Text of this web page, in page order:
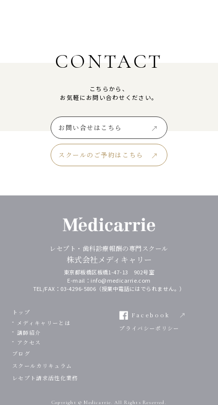
CONTACT
こちらから、
お気軽にお問い合わせください。
お問い合せはこちら
スクールのご予約はこちら
レセプト・⻭科診療報酬の専門スクール
株式会社メディキャリー
東京都板橋区板橋1-47-13 902号室
E-mail： info@medicarrie.com
TEL/FAX： 03-4296-5806 （授業中電話にはでられません。）
トップ
メディキャリーとは
講師紹介
アクセス
ブログ
スクールカリキュラム
レセプト請求活性化業務
Facebook
プライバシーポリシー
Copyright © Medicarrie. All Rights Reserved.